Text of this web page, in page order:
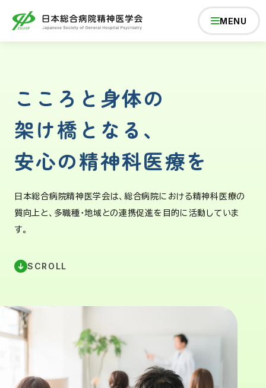
MENU
学会について
学術総会
学会の活動
News お問い合わせ
こころと身体の
架け橋となる、
安心の精神科医療を
日本総合病院精神医学会は、総合病院における精神科医療の
質向上と、 多職種・地域との連携促進を目的に活動していま
す。
SCROLL